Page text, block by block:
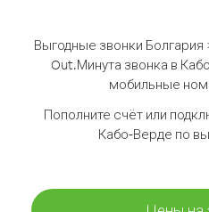
Выгодные звонки
Out.Минута звонка в
мобильные
Пополните счёт или
Кабо-Верде по